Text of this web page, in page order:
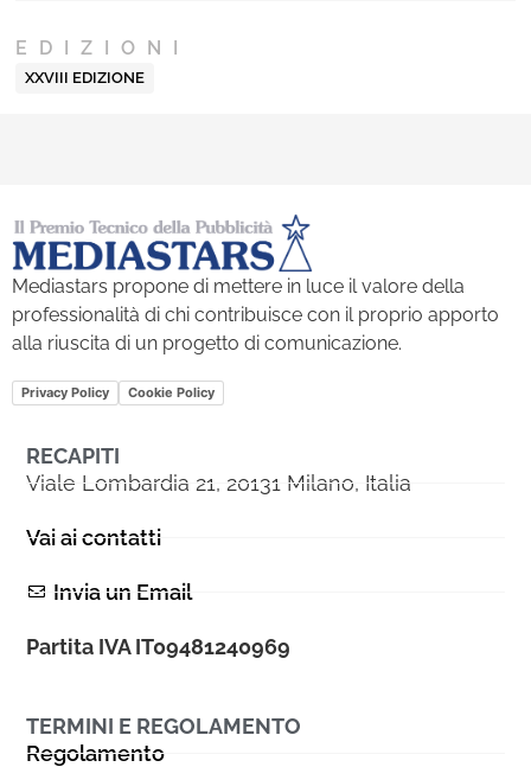
EDIZIONI
XXVIII EDIZIONE
Mediastars propone di mettere in luce il valore della
professionalità di chi contribuisce con il proprio apporto
alla riuscita di un progetto di comunicazione.
Privacy Policy Cookie Policy
RECAPITI
Viale Lombardia 21, 20131 Milano, Italia
Vai ai contatti
Invia un Email
Partita IVA IT09481240969
TERMINI E REGOLAMENTO
Regolamento